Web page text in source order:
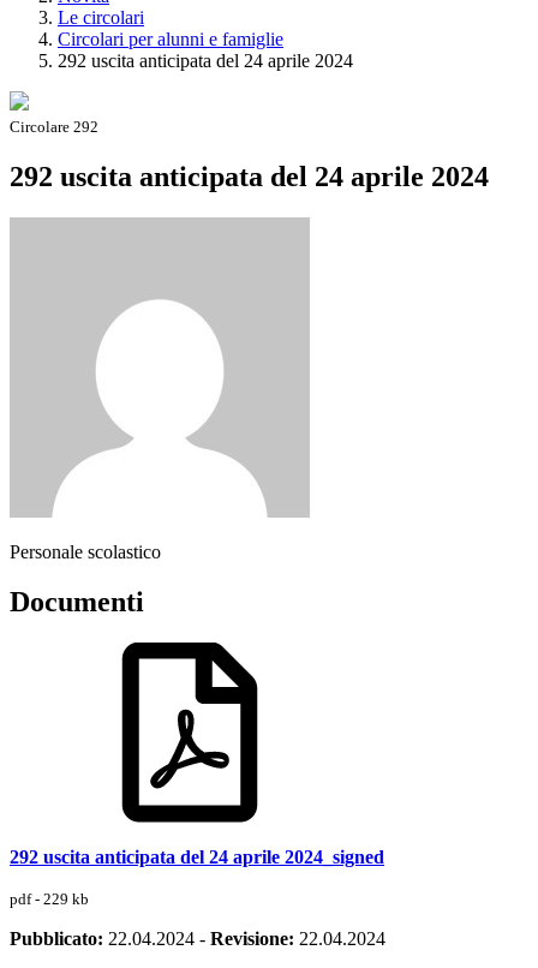
Le circolari
Circolari per alunni e famiglie
292 uscita anticipata del 24 aprile 2024
Circolare 292
292 uscita anticipata del 24 aprile 2024
Personale scolastico
Documenti
292 uscita anticipata del 24 aprile 2024_signed
pdf - 229 kb
Pubblicato: 22.04.2024 - Revisione: 22.04.2024